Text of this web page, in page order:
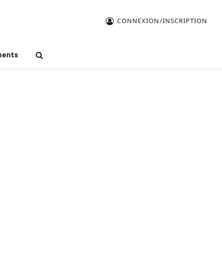
CONNEXION/INSCRIPTION